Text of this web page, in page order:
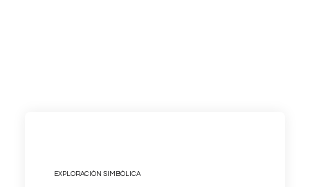
EXPLORACIÓN SIMBÓLICA